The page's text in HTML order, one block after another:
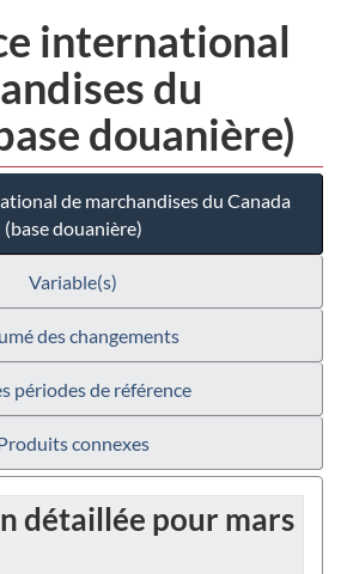
international
du
douanière)
de marchandises du Canada
(base douanière)
Variable(s)
des changements
périodes de référence
connexes
détaillée pour mars